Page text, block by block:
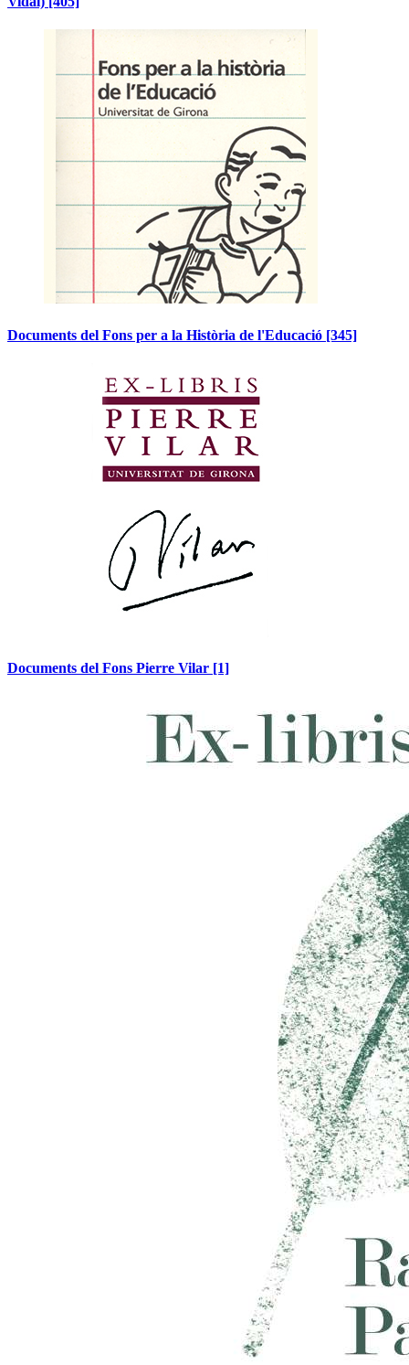
Documents del Fons per a la Història de l'Educació [345]
Documents del Fons Pierre Vilar [1]